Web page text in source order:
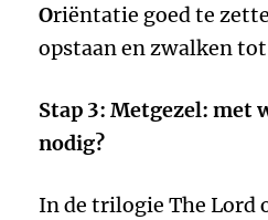
Oriëntatie goed te
opstaan en zwalken
Stap 3: Metgezel: met
nodig?
In de trilogie The Lord